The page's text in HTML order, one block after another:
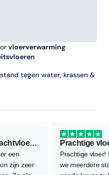
vloerverwarming
tegen water, krassen &
Persoonlijk advies met prachtvloer als resultaat
een
zijn zeer
Prachtige
Prachtige vloer!
we meerdere